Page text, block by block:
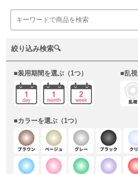
絞り込み検索🔍
■装用期間を選ぶ（1つ） ■乱視
■カラーを選ぶ（1つ）